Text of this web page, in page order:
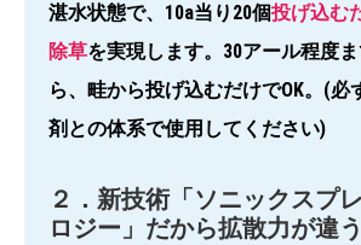
湛水状態で、10a当り20個投げ込む
除草を実現します。30アール程度
ら、畦から投げ込むだけでOK。(必
剤との体系で使用してください)
２．新技術「ソニックスプ
ロジー」だから拡散力が違う